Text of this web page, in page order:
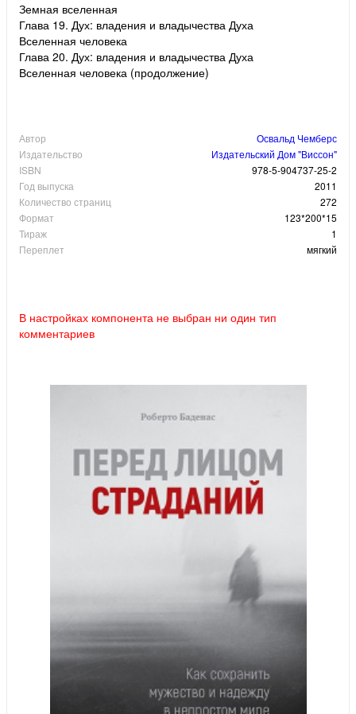
Земная вселенная
Глава 19. Дух: владения и владычества Духа
Вселенная человека
Глава 20. Дух: владения и владычества Духа
Вселенная человека (продолжение)
Автор
Освальд Чемберс
Издательство
Издательский Дом "Виссон"
ISBN
978-5-904737-25-2
Год выпуска
2011
Количество страниц
272
Формат
123*200*15
Тираж
1
Переплет
мягкий
В настройках компонента не выбран ни один тип
комментариев